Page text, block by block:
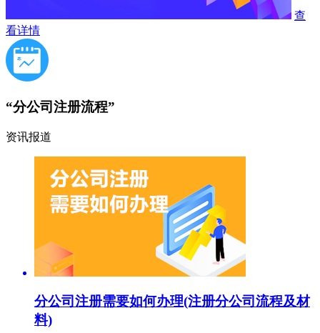
查
看详情
“分公司注册流程”
资讯报道
分公司注册需要如何办理(注册分公司流程及材
料)